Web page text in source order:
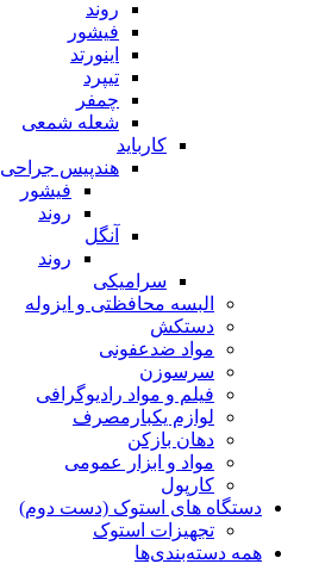
روند
فیشور
اینورتد
تیپرد
چمفر
شعله شمعی
کارباید
هندپیس جراحی
فیشور
روند
آنگل
روند
سرامیکی
البسه محافظتی و ایزوله
دستکش
مواد ضدعفونی
سرسوزن
فیلم و مواد رادیوگرافی
لوازم یکبارمصرف
دهان بازکن
مواد و ابزار عمومی
کارپول
دستگاه های استوک (دست دوم)
تجهیزات استوک
همه دسته‌بندی‌ها